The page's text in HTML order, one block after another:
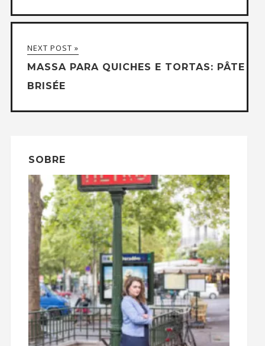
NEXT POST »
MASSA PARA QUICHES E TORTAS: PÂTE
BRISÉE
SOBRE